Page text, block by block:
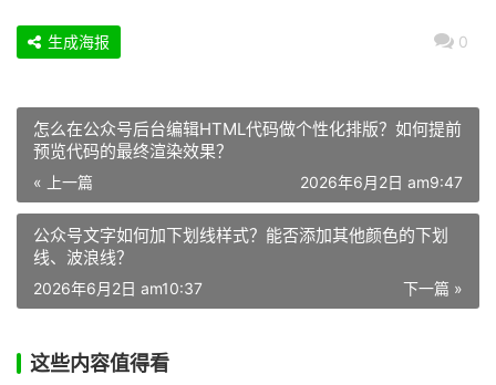
0
生成海报
怎么在公众号后台编辑HTML代码做个性化排版？如何提前
预览代码的最终渲染效果？
« 上一篇 2026年6月2日 am9:47
公众号文字如何加下划线样式？能否添加其他颜色的下划
线、波浪线？
下一篇 »
2026年6月2日 am10:37
这些内容值得看